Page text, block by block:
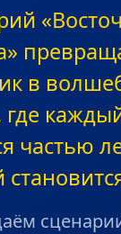
в
частью